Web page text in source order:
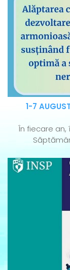
1-7
În fiecare an,